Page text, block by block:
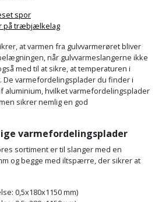
spor
på træbjælkelag
at varmen fra gulvvarmerøret bliver
når gulvvarmeslangerne ikke
med til at sikre, at temperaturen i
De varmefordelingsplader du finder i
aluminium, hvilket varmefordelingsplader
sikrer nemlig en god
varmefordelingsplader
sortiment er til slanger med en
og begge med iltspærre, der sikrer at
0,5x180x1150 mm)